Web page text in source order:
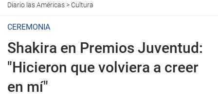
Diario las Américas> Cultura
CEREMONIA
Shakira en Premios Juventud:
"Hicieron que volviera a creer
en mí"